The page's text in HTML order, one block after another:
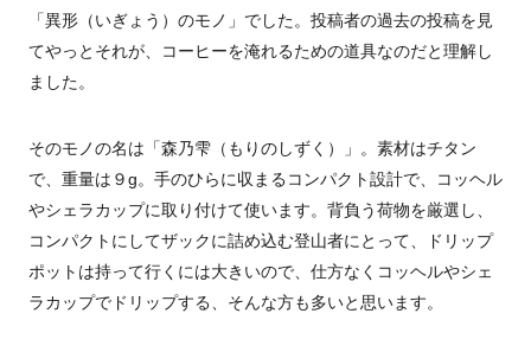
「異形（いぎょう）のモノ」でした。投稿者の過去の投稿を見
てやっとそれが、コーヒーを淹れるための道具なのだと理解し
ました。
そのモノの名は「森乃雫（もりのしずく）」。素材はチタン
で、重量は９g。 手のひらに収まるコンパクト設計で、コッヘル
やシェラカップに取り付けて使います。背負う荷物を厳選し、
コンパクトにしてザックに詰め込む登山者にとって、ドリップ
ポットは持って行くには大きいので、仕方なくコッヘルやシェ
ラカップでドリップする、そんな方も多いと思います。